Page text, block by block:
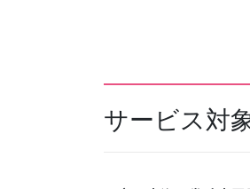
サービス対